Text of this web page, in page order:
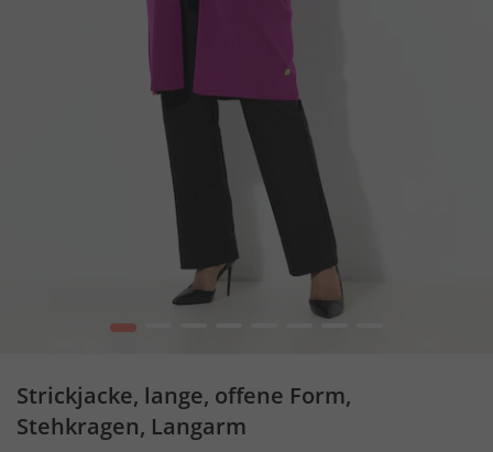
1
Strickjacke, lange, offene Form,
Stehkragen, Langarm